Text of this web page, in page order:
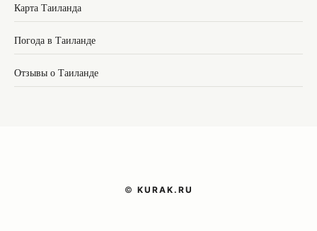
Карта Таиланда
Погода в Таиланде
Отзывы о Таиланде
© KURAK.RU